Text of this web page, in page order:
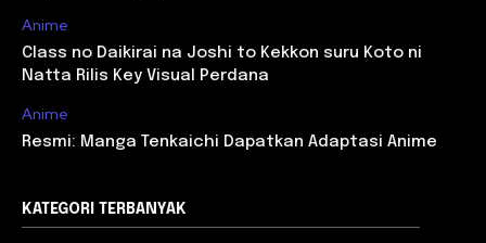
Anime
Class no Daikirai na Joshi to Kekkon suru Koto ni
Natta Rilis Key Visual Perdana
Anime
Resmi: Manga Tenkaichi Dapatkan Adaptasi Anime
KATEGORI TERBANYAK